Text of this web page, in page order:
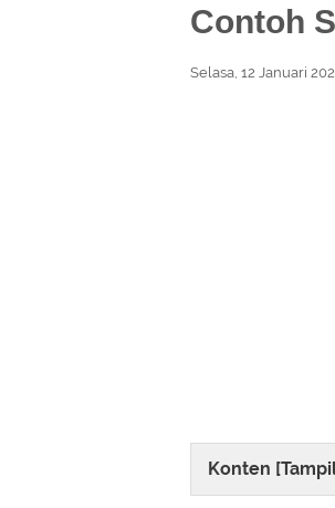
Contoh
Selasa, 12 Januari
Konten [